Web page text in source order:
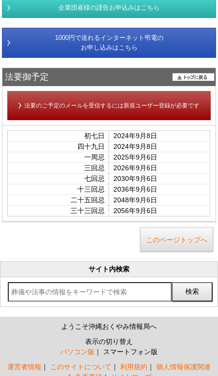
企業団崔様の謹告お申込みはこちら
1000円で送れるインターネット弔電の
お申し込みはこちら
法要御予定
法要のご予定のメールを受信するには新規ユーザー登録が必要です
初七日
2024年9月8日
四十九日
2024年9月8日
一周忌
2025年9月6日
三回忌
2026年9月6日
七回忌
2030年9月6日
十三回忌
2036年9月6日
二十五回忌
2048年9月6日
三十三回忌
2056年9月6日
このページトップへ
サイト内検索
ようこそ沖縄おくやみ情報局へ
表示の切り替え
パソコン版
スマートフォン版
運営者情報
このサイトについて 利用規約
個人情報保護関連